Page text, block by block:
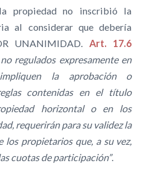
propiedad no inscribió la
al considerar que debería
UNANIMIDAD. Art. 17.6
regulados expresamente en
la aprobación o
contenidas en el título
horizontal o en los
requerirán para su validez la
propietarios que, a su vez,
cuotas de participación”.